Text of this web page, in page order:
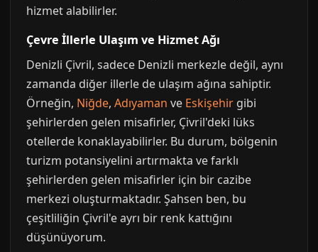
hizmet alabilirler.
Çevre İllerle Ulaşım ve Hizmet Ağı
Denizli Çivril, sadece Denizli merkezle değil, aynı
zamanda diğer illerle de ulaşım ağına sahiptir.
Örneğin, Niğde, Adıyaman ve Eskişehir gibi
şehirlerden gelen misafirler, Çivril'deki lüks
otellerde konaklayabilirler. Bu durum, bölgenin
turizm potansiyelini artırmakta ve farklı
şehirlerden gelen misafirler için bir cazibe
merkezi oluşturmaktadır. Şahsen ben, bu
çeşitliliğin Çivril'e ayrı bir renk kattığını
düşünüyorum.